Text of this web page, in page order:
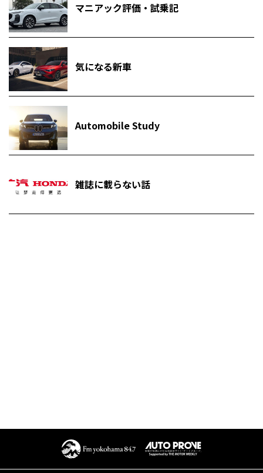
マニアック評価・試乗記
気になる新車
Automobile Study
雑誌に載らない話